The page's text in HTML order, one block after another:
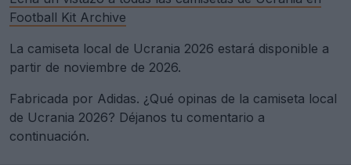
Football Kit Archive
La camiseta local de Ucrania 2026 estará disponible a
partir de noviembre de 2026.
Fabricada por Adidas. ¿Qué opinas de la camiseta local
de Ucrania 2026? Déjanos tu comentario a
continuación.